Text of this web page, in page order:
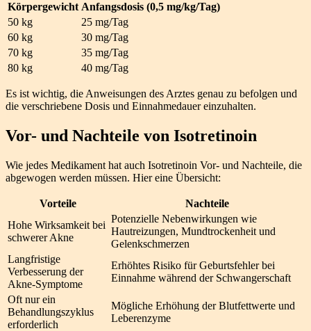
Körpergewicht Anfangsdosis (0,5 mg/kg/Tag)
50 kg
25 mg/Tag
60 kg
30 mg/Tag
70 kg
35 mg/Tag
80 kg
40 mg/Tag
Es ist wichtig, die Anweisungen des Arztes genau zu befolgen und
die verschriebene Dosis und Einnahmedauer einzuhalten.
Vor- und Nachteile von Isotretinoin
Wie jedes Medikament hat auch Isotretinoin Vor- und Nachteile, die
abgewogen werden müssen. Hier eine Übersicht:
Vorteile
Nachteile
Hohe Wirksamkeit bei
schwerer Akne
Potenzielle Nebenwirkungen wie
Hautreizungen, Mundtrockenheit und
Gelenkschmerzen
Langfristige
Verbesserung der
Akne-Symptome
Erhöhtes Risiko für Geburtsfehler bei
Einnahme während der Schwangerschaft
Oft nur ein
Behandlungszyklus
erforderlich
Mögliche Erhöhung der Blutfettwerte und
Leberenzyme